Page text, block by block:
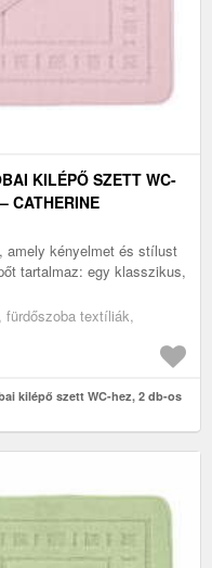
KILÉPŐ SZETT WC-
CATHERINE
amely kényelmet és stílust
tartalmaz: egy klasszikus,
textíliák,
kilépő szett WC-hez, 2 db-os